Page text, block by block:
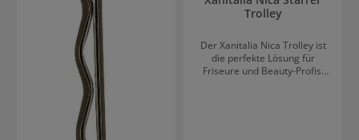
unterstützt und perfekt
umgesetzt.
Trolley
Der Xanitalia Nica Trolley ist
die perfekte Lösung für
Friseure und Beauty-Profis,